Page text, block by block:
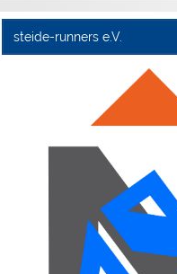
steide-runners e.V.